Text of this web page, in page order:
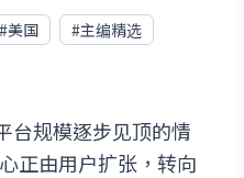
#美国 #主编精选
台规模逐步见顶的情
正由用户扩张，转向